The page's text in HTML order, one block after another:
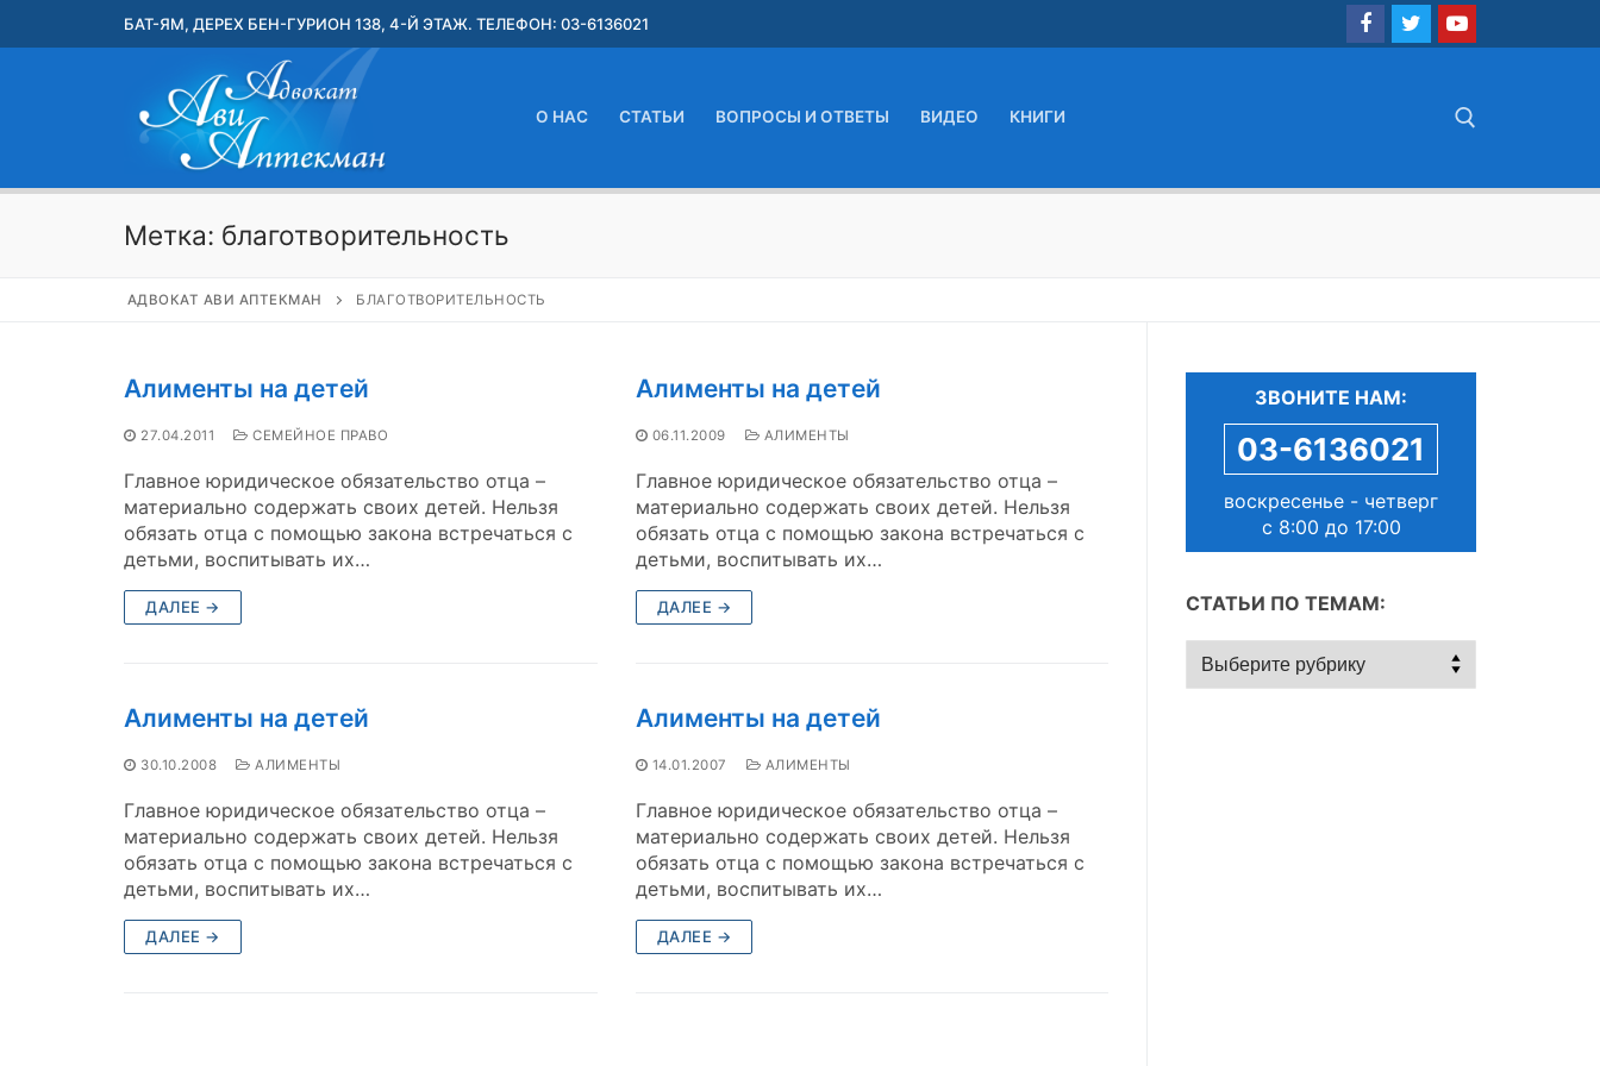
БАТ-ЯМ, ДЕРЕХ БЕН-ГУРИОН 138, 4-Й ЭТАЖ. ТЕЛЕФОН: 03-6136021
О НАС СТАТЬИ ВОПРОСЫ И ОТВЕТЫ ВИДЕО КНИГИ
Метка: благотворительность
АДВОКАТ АВИ АПТЕКМАН БЛАГОТВОРИТЕЛЬНОСТЬ
Алименты на детей
27.04.2011 СЕМЕЙНОЕ ПРАВО
Главное юридическое обязательство отца –
материально содержать своих детей. Нельзя
обязать отца с помощью закона встречаться с
детьми, воспитывать их…
ДАЛЕЕ →
Алименты на детей
06.11.2009 АЛИМЕНТЫ
Главное юридическое обязательство отца –
материально содержать своих детей. Нельзя
обязать отца с помощью закона встречаться с
детьми, воспитывать их…
ДАЛЕЕ →
Алименты на детей
30.10.2008 АЛИМЕНТЫ
Главное юридическое обязательство отца –
материально содержать своих детей. Нельзя
обязать отца с помощью закона встречаться с
детьми, воспитывать их…
ДАЛЕЕ →
Алименты на детей
14.01.2007 АЛИМЕНТЫ
Главное юридическое обязательство отца –
материально содержать своих детей. Нельзя
обязать отца с помощью закона встречаться с
детьми, воспитывать их…
ДАЛЕЕ →
ЗВОНИТЕ НАМ:
03-6136021
воскресенье - четверг
с 8:00 до 17:00
СТАТЬИ ПО ТЕМАМ:
Статьи
по